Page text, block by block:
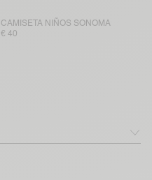
CAMISETA NIÑOS SONOMA
€ 40